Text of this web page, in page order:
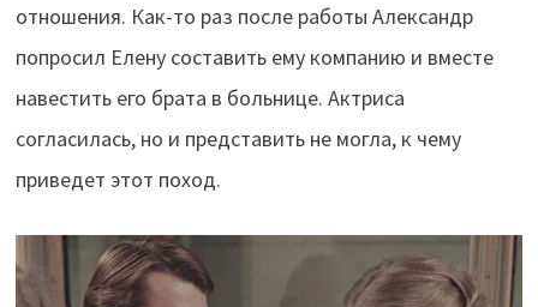
отношения. Как-то раз после работы Александр
попросил Елену составить ему компанию и вместе
навестить его брата в больнице. Актриса
согласилась, но и представить не могла, к чему
приведет этот поход.